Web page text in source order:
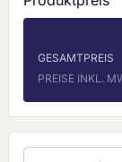
GESAMTPREIS
PREISE INKL.